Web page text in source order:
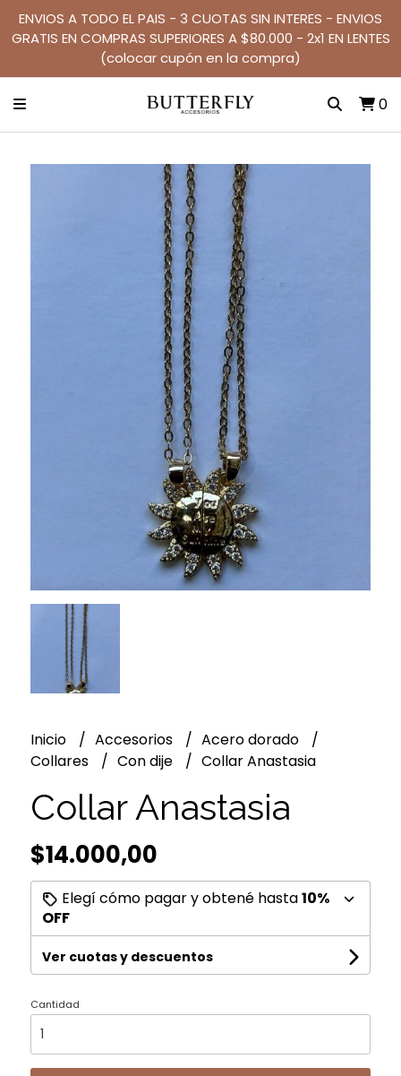
ENVIOS A TODO EL PAIS - 3 CUOTAS SIN INTERES - ENVIOS
GRATIS EN COMPRAS SUPERIORES A $80.000 - 2x1 EN LENTES
(colocar cupón en la compra)
0
Inicio Accesorios
Acero dorado
Collares
Con dije Collar Anastasia
Collar Anastasia
$14.000,00
Elegí cómo pagar y obtené hasta10%
OFF
Ver cuotas y descuentos
Cantidad